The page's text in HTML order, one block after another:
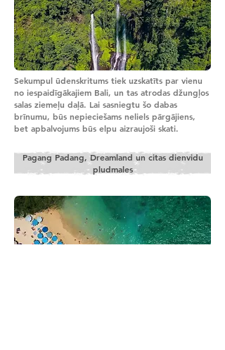
Sekumpul ūdenskritums tiek uzskatīts par vienu
no iespaidīgākajiem Bali, un tas atrodas džungļos
salas ziemeļu daļā. Lai sasniegtu šo dabas
brīnumu, būs nepieciešams neliels pārgājiens,
bet apbalvojums būs elpu aizraujoši skati.
Pagang Padang, Dreamland un citas dienvidu
pludmales